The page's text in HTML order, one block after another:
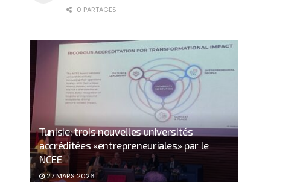
0 PARTAGES
Tunisie: trois nouvelles universités
accréditées «entrepreneuriales» par le
NCEE
27 MARS 2026